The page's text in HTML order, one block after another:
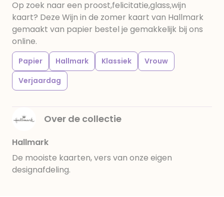
Op zoek naar een proost,felicitatie,glass,wijn
kaart? Deze Wijn in de zomer kaart van Hallmark
gemaakt van papier bestel je gemakkelijk bij ons
online.
Papier Hallmark Klassiek
Vrouw
Verjaardag
Over de collectie
Hallmark
De mooiste kaarten, vers van onze eigen
designafdeling.